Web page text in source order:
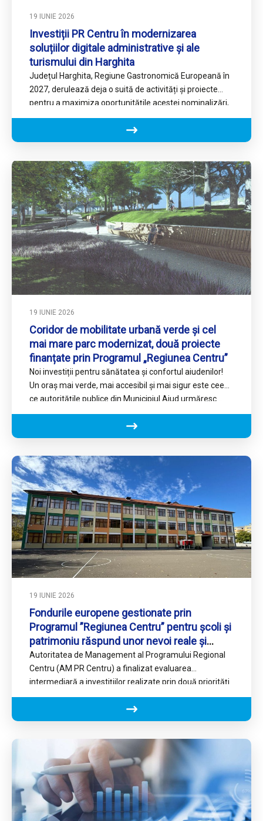
19 IUNIE 2026
Investiții PR Centru în modernizarea
soluțiilor digitale administrative și ale
turismului din Harghita
Județul Harghita, Regiune Gastronomică Europeană în
2027, derulează deja o suită de activități și proiecte
pentru a maximiza oportunitățile acestei nominalizări,
iar printre acestea va…
19 IUNIE 2026
Coridor de mobilitate urbană verde și cel
mai mare parc modernizat, două proiecte
finanțate prin Programul „Regiunea Centru”
Noi investiții pentru sănătatea și confortul aiudenilor!
Un oraș mai verde, mai accesibil și mai sigur este ceea
ce autoritățile publice din Municipiul Aiud urmăresc…
19 IUNIE 2026
Fondurile europene gestionate prin
Programul ”Regiunea Centru” pentru școli și
patrimoniu răspund unor nevoi reale și
documentate ale comunităților locale
Autoritatea de Management al Programului Regional
Centru (AM PR Centru) a finalizat evaluarea
intermediară a investițiilor realizate prin două priorități
strategice: Prioritatea 6 – „O…